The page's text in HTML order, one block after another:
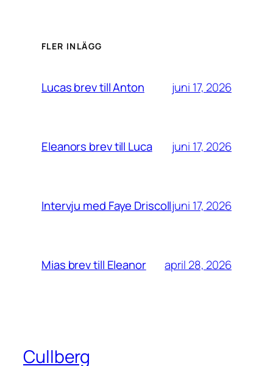
FLER INLÄGG
Lucas brev till Anton juni 17, 2026
Eleanors brev till Luca juni 17, 2026
Intervju med Faye Driscolljuni 17, 2026
Mias brev till Eleanor april 28, 2026
Cullberg